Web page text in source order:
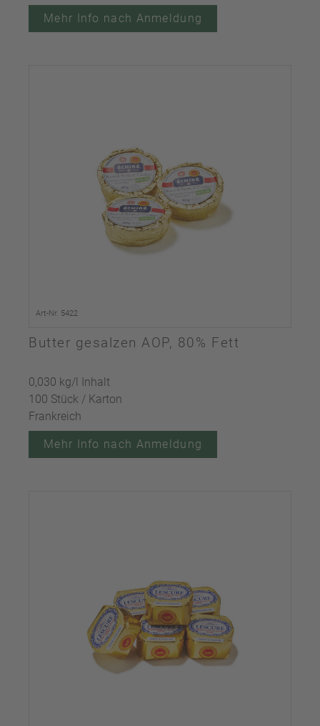
Mehr Info nach Anmeldung
Art-Nr. 5422
Butter gesalzen AOP, 80% Fett
0,030 kg/l Inhalt
100 Stück / Karton
Frankreich
Mehr Info nach Anmeldung